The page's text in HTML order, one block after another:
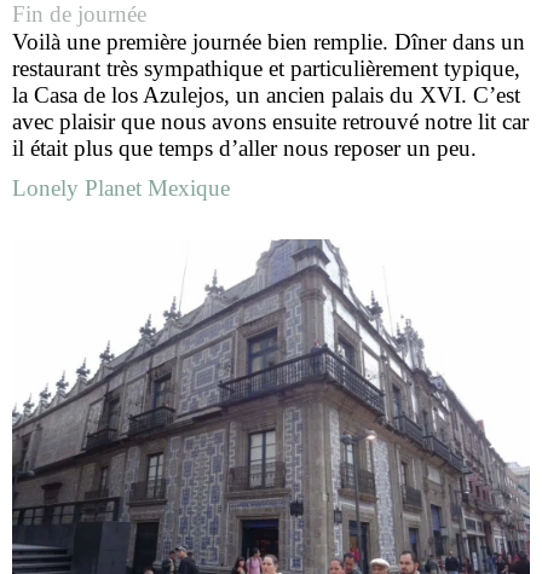
Fin de journée
Voilà une première journée bien remplie. Dîner dans un
restaurant très sympathique et particulièrement typique,
la Casa de los Azulejos, un ancien palais du XVI. C’est
avec plaisir que nous avons ensuite retrouvé notre lit car
il était plus que temps d’aller nous reposer un peu.
Lonely Planet Mexique